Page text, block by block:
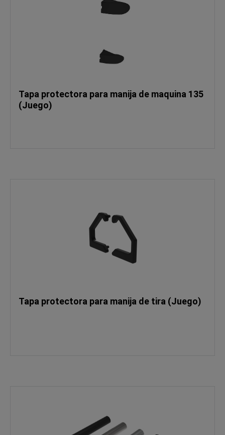
Tapa protectora para manija de maquina 135
(Juego)
Tapa protectora para manija de tira (Juego)